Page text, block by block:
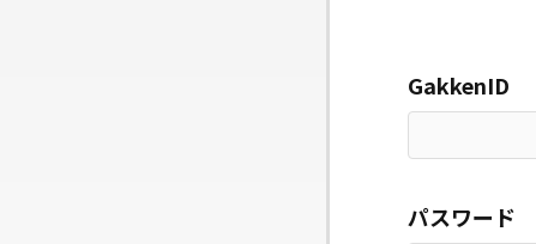
GakkenID
パスワード